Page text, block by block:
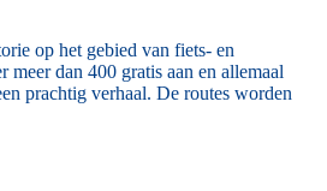
op het gebied van fiets- en
meer dan 400 gratis aan en allemaal
prachtig verhaal. De routes worden